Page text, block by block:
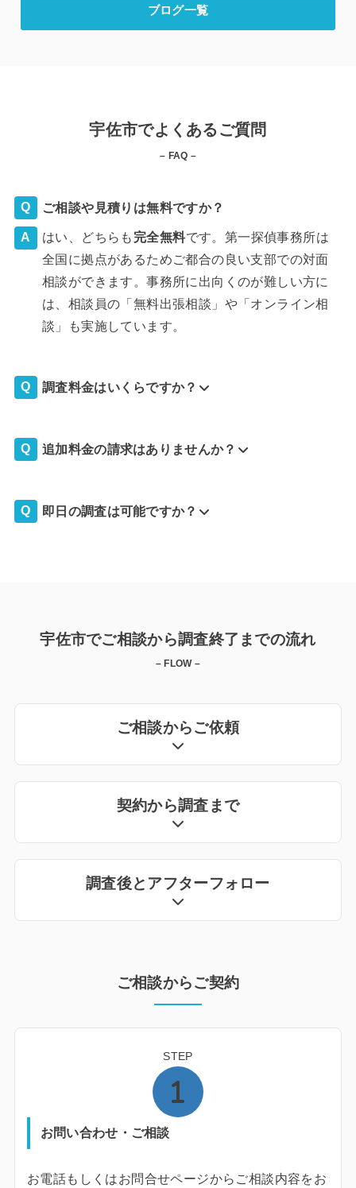
ブログ一覧
宇佐市でよくあるご質問
– FAQ –
ご相談や見積りは無料ですか？
はい、どちらも 完全無料です。第一探偵事務所は
全国に拠点があるためご都合の良い支部での対面
相談ができます。事務所に出向くのが難しい方に
は、相談員の「無料出張相談」や「オンライン相
談」も実施しています。
調査料金はいくらですか？
追加料金の請求はありませんか？
即日の調査は可能ですか？
宇佐市でご相談から調査終了までの流れ
– FLOW –
ご相談からご依頼
契約から調査まで
調査後とアフターフォロー
ご相談からご契約
STEP
お問い合わせ・ご相談
お電話もしくはお問合せページからご相談内容をお